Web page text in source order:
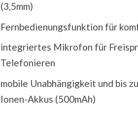
(3,5mm)
Fernbedienungsfunktion für
integriertes Mikrofon für
Telefonieren
mobile Unabhängigkeit und bis
Ionen-Akkus (500mAh)